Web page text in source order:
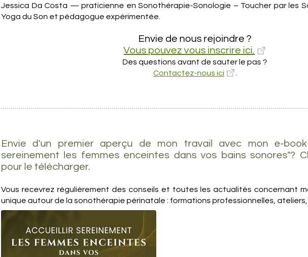
Jessica Da Costa — praticienne en Sonothérapie-Sonologie – Toucher par les
Yoga du Son et pédagogue expérimentée.
Envie de nous rejoindre ?
Vous pouvez vous inscrire ici.
Des questions avant de sauter le pas ?
Contactez-nous ici
.
Envie d'un premier aperçu de mon travail avec mon e-
sereinement les femmes enceintes dans vos bains sonores"?
pour le télécharger.
Vous recevrez régulièrement des conseils et toutes les actualités concernant
unique autour de la sonothérapie périnatale : formations professionnelles, ateliers,